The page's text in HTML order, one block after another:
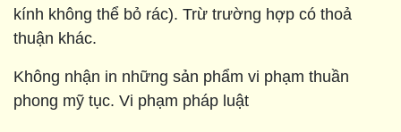
kính không thể bỏ rác). Trừ trường hợp có thoả
thuận khác.
Không nhận in những sản phẩm vi phạm thuần
phong mỹ tục. Vi phạm pháp luật